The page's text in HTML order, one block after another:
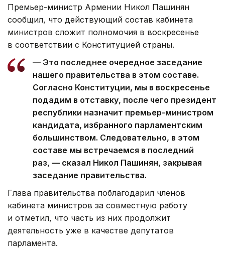
Премьер-министр Армении Никол Пашинян
сообщил, что действующий состав кабинета
министров сложит полномочия в воскресенье
в соответствии с Конституцией страны.
— Это последнее очередное заседание
нашего правительства в этом составе.
Согласно Конституции, мы в воскресенье
подадим в отставку, после чего президент
республики назначит премьер-министром
кандидата, избранного парламентским
большинством. Следовательно, в этом
составе мы встречаемся в последний
раз, — сказал Никол Пашинян, закрывая
заседание правительства.
Глава правительства поблагодарил членов
кабинета министров за совместную работу
и отметил, что часть из них продолжит
деятельность уже в качестве депутатов
парламента.